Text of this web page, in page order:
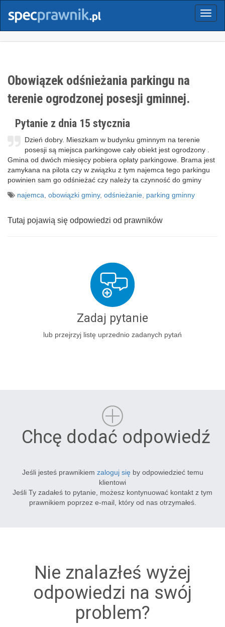
Menu
Obowiązek odśnieżania parkingu na
terenie ogrodzonej posesji gminnej.
Pytanie z dnia 15 stycznia
Dzień dobry. Mieszkam w budynku gminnym na terenie
posesji są miejsca parkingowe cały obiekt jest ogrodzony .
Gmina od dwóch miesięcy pobiera opłaty parkingowe. Brama jest
zamykana na pilota czy w związku z tym najemca tego parkingu
powinien sam go odśnieżać czy należy ta czynność do gminy
najemca obowiązki gminy, odśnieżanie parking gminny
Tutaj pojawią się odpowiedzi od prawników
Zadaj pytanie
lub przejrzyj listę uprzednio zadanych pytań
Chcę dodać odpowiedź
Jeśli jesteś prawnikiem zaloguj się by odpowiedzieć temu
klientowi
Jeśli Ty zadałeś to pytanie, możesz kontynuować kontakt z tym
prawnikiem poprzez e-mail, który od nas otrzymałeś.
Nie znalazłeś wyżej
odpowiedzi na swój
problem?